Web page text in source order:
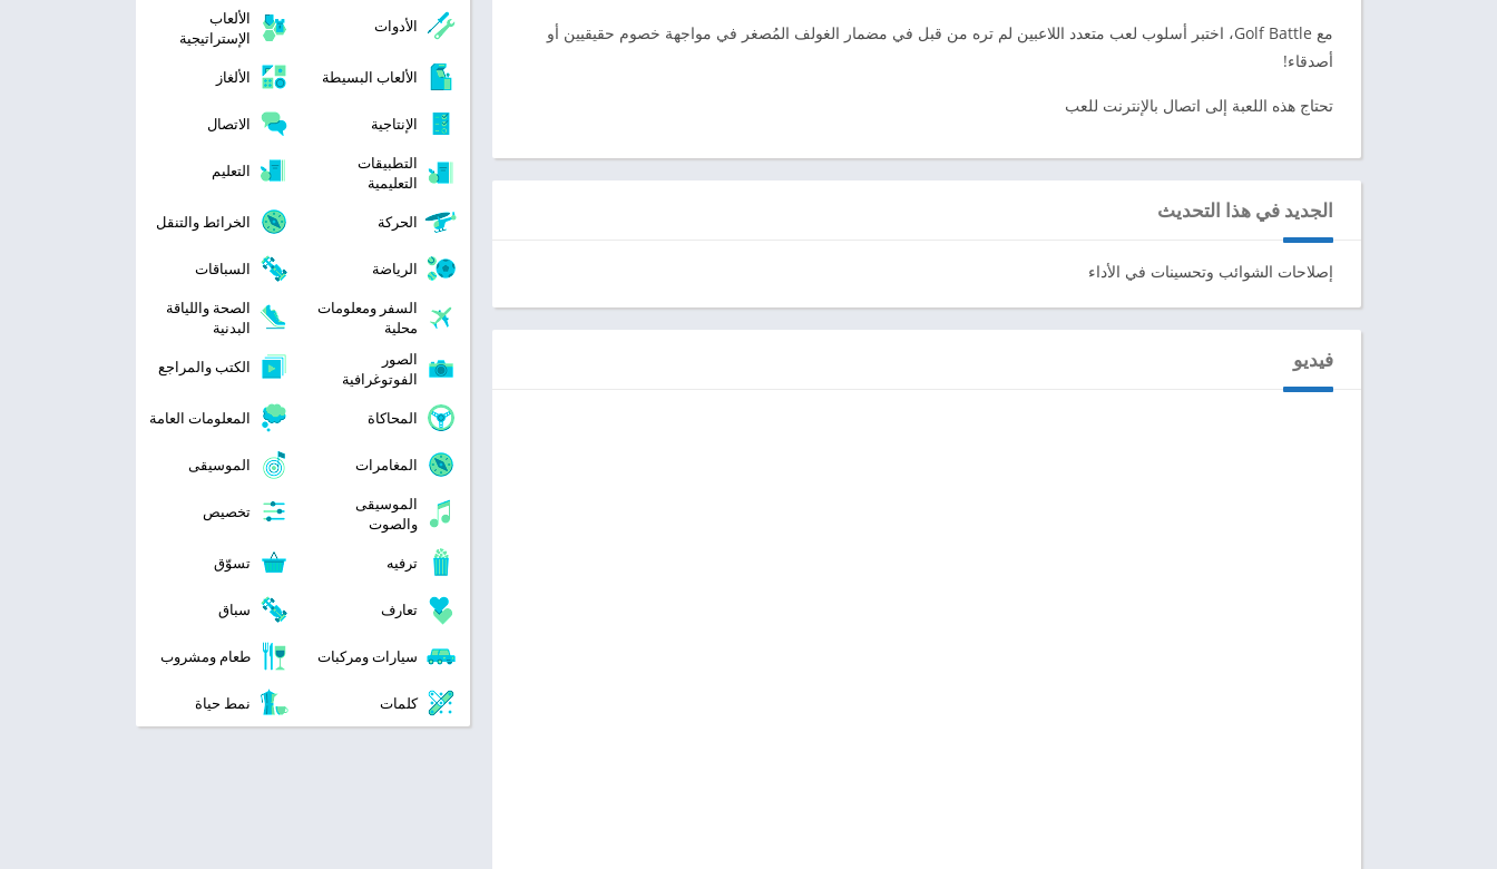
مع Golf Battle، اختبر أسلوب لعب متعدد اللاعبين لم تره من قبل في مضمار الغولف المُصغر في مواجهة خصوم حقيقيين أو
أصدقاء!
تحتاج هذه اللعبة إلى اتصال بالإنترنت للعب
الجديد في هذا التحديث
إصلاحات الشوائب وتحسينات في الأداء
فيديو
الأدوات
الألعاب
الإستراتيجية
الألعاب البسيطة
الألغاز
الإنتاجية
الاتصال
التطبيقات
التعليمية
التعليم
الحركة الخرائط والتنقل
الرياضة
السباقات
السفر ومعلومات
محلية
الصحة واللياقة
البدنية
الصور
الفوتوغرافية
الكتب والمراجع
المحاكاة المعلومات العامة
المغامرات
الموسيقى
الموسيقى
والصوت
تخصيص
ترفيه تسوّق
تعارف سباق
سيارات ومركبات طعام ومشروب
كلمات نمط حياة